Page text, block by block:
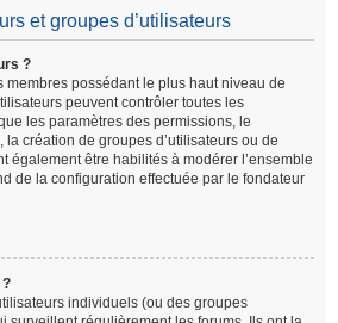
et groupes d’utilisateurs
?
membres possédant le plus haut niveau de
peuvent contrôler toutes les
les paramètres des permissions, le
la création de groupes d’utilisateurs ou de
également être habilités à modérer l’ensemble
de la configuration effectuée par le fondateur
individuels (ou des groupes